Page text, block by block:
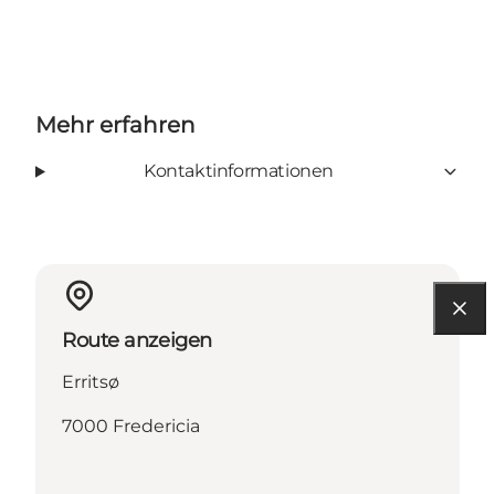
Mehr erfahren
Kontaktinformationen
Route anzeigen
Erritsø
7000 Fredericia